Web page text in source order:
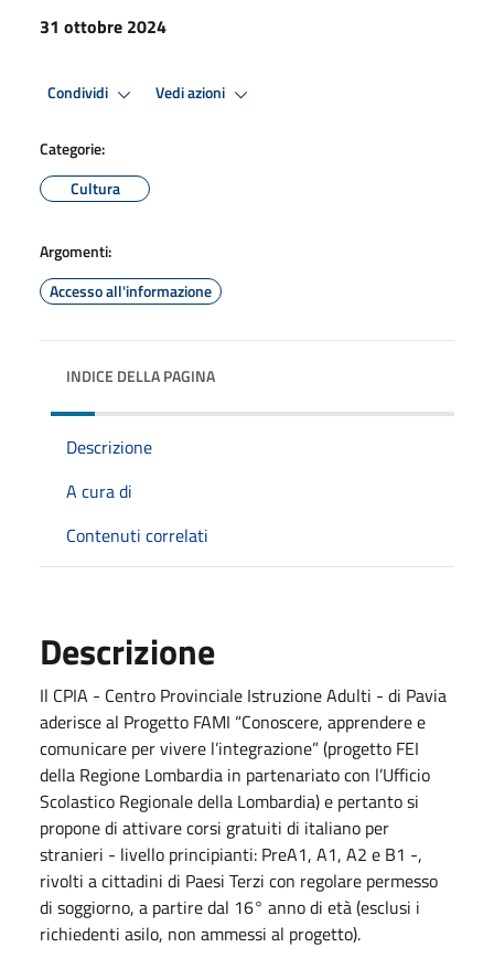
31 ottobre 2024
Condividi Vedi azioni
Categorie:
Cultura
Argomenti:
Accesso all'informazione
INDICE DELLA PAGINA
Descrizione
A cura di
Contenuti correlati
Descrizione
Il CPIA - Centro Provinciale Istruzione Adulti - di Pavia
aderisce al Progetto FAMI “Conoscere, apprendere e
comunicare per vivere l’integrazione” (progetto FEI
della Regione Lombardia in partenariato con l’Ufficio
Scolastico Regionale della Lombardia) e pertanto si
propone di attivare corsi gratuiti di italiano per
stranieri - livello principianti: PreA1, A1, A2 e B1 -,
rivolti a cittadini di Paesi Terzi con regolare permesso
di soggiorno, a partire dal 16° anno di età (esclusi i
richiedenti asilo, non ammessi al progetto).